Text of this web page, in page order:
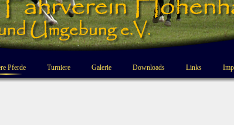
Pferde Turniere Galerie Downloads Links